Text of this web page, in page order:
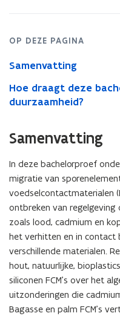
for
OP DEZE PAGINA
Samenvatting
Hoe draagt deze
duurzaamheid?
Samenvatting
In deze bachelorproef
migratie van
voedselcontactmaterialen
ontbreken van
zoals lood, cadmium en
het verhitten en in contact
verschillende materialen.
hout, natuurlijke,
siliconen FCM’s over het
uitzonderingen die
Bagasse en palm FCM’s